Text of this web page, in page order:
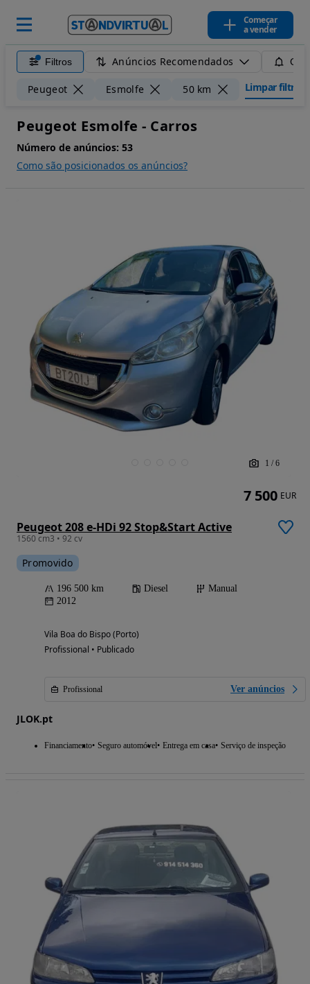
Começar
a vender
Filtros Anúncios Recomendados
Peugeot Esmolfe 50 km Limpar filtros
Peugeot Esmolfe - Carros
Número de anúncios: 53
Como são posicionados os anúncios?
1 / 6
Peugeot 208 e-HDi 92 Stop&Start Active
1560 cm3 • 92 cv
Promovido
196 500 km Diesel
Manual
2012
Vila Boa do Bispo (Porto)
Profissional • Publicado
Profissional Ver anúncios
JLOK.pt
Financiamento Seguro automóvel Entrega em casa Serviço de inspeção
7 500 EUR